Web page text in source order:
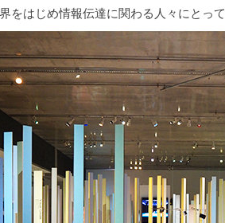
をはじめ情報伝達に関わる人々にとっ